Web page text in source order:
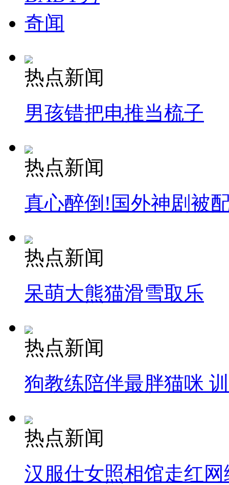
奇闻
热点新闻
男孩错把电推当梳子
热点新闻
真心醉倒!国外神剧被
热点新闻
呆萌大熊猫滑雪取乐
热点新闻
狗教练陪伴最胖猫咪
热点新闻
汉服仕女照相馆走红网